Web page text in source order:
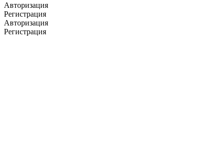
Авторизация
Регистрация
Авторизация
Регистрация